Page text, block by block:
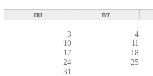
пн вт
3 4
10
11
17
18
24
25
31